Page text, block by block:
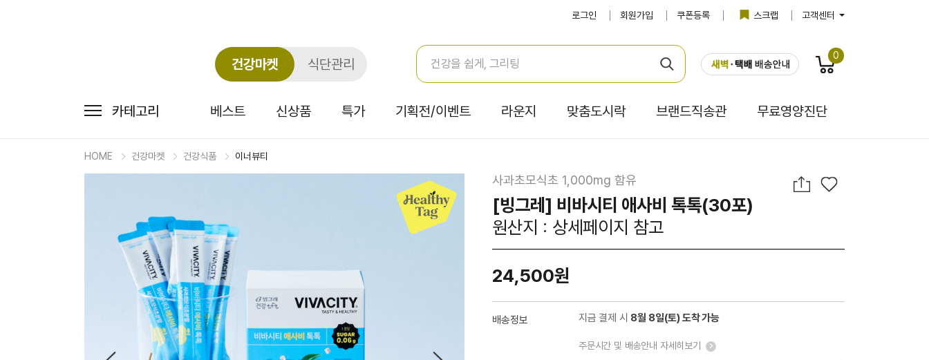
로그인 회원가입 쿠폰등록 스크랩 고객센터
건강마켓 식단관리
0
카테고리 베스트 신상품 특가 기획전/이벤트 라운지 맞춤도시락 브랜드직송관 무료영양진단
HOME 건강마켓 건강식품 이너뷰티
사과초모식초 1,000mg 함유
[빙그레] 비바시티 애사비 톡톡(30포)
원산지 : 상세페이지 참고
24,500원
배송정보 지금 결제 시 8월 8일(토) 도착 가능
주문시간 및 배송안내 자세히보기